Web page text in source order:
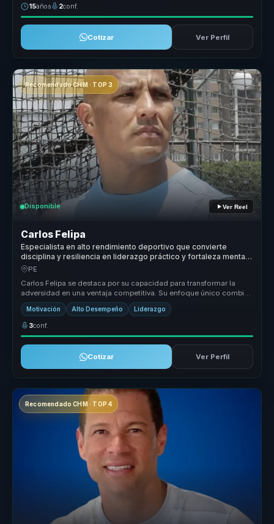
15años 2conf.
Cotizar Ver Perfil
Recomendado CHM · TOP 3
Disponible Ver Reel
Carlos Felipa
Especialista en alto rendimiento deportivo que convierte
disciplina y resiliencia en liderazgo práctico y fortaleza mental
para equipos.
PE
Carlos Felipa se destaca por su capacidad para transformar la
adversidad en una ventaja competitiva. Su enfoque único combina
la discipli...
Motivación Alto Desempeño Liderazgo
3conf.
Cotizar Ver Perfil
Recomendado CHM · TOP 4